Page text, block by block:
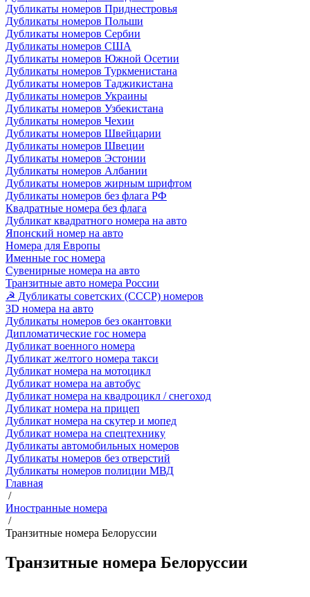
Дубликаты номеров Приднестровья
Дубликаты номеров Польши
Дубликаты номеров Сербии
Дубликаты номеров США
Дубликаты номеров Южной Осетии
Дубликаты номеров Туркменистана
Дубликаты номеров Таджикистана
Дубликаты номеров Украины
Дубликаты номеров Узбекистана
Дубликаты номеров Чехии
Дубликаты номеров Швейцарии
Дубликаты номеров Швеции
Дубликаты номеров Эстонии
Дубликаты номеров Албании
Дубликаты номеров жирным шрифтом
Дубликаты номеров без флага РФ
Квадратные номера без флага
Дубликат квадратного номера на авто
Японский номер на авто
Номера для Европы
Именные гос номера
Сувенирные номера на авто
Транзитные авто номера России
☭ Дубликаты советских (СССР) номеров
3D номера на авто
Дубликаты номеров без окантовки
Дипломатические гос номера
Дубликат военного номера
Дубликат желтого номера такси
Дубликат номера на мотоцикл
Дубликат номера на автобус
Дубликат номера на квадроцикл / снегоход
Дубликат номера на прицеп
Дубликат номера на скутер и мопед
Дубликат номера на спецтехнику
Дубликаты автомобильных номеров
Дубликаты номеров без отверстий
Дубликаты номеров полиции МВД
Главная
/
Иностранные номера
/
Транзитные номера Белоруссии
Транзитные номера Белоруссии